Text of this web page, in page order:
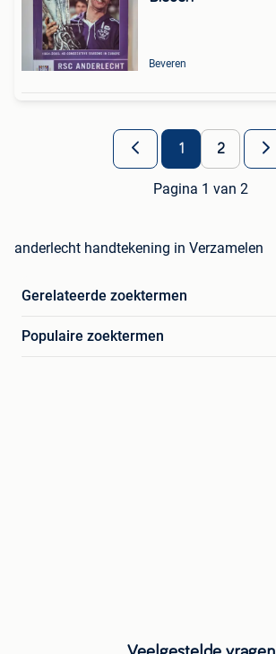
Beveren
1 2
Pagina 1 van 2
anderlecht handtekening in Verzamelen
Gerelateerde zoektermen
Populaire zoektermen